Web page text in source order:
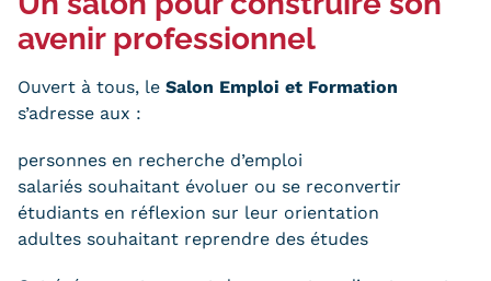
Téléchargements
Qualiopi
Mobilité internationale et
Erasmus
avenir professionnel
Ouvert à tous, le Salon Emploi et Formation
s’adresse aux :
personnes en recherche d’emploi
salariés souhaitant évoluer ou se reconvertir
étudiants en réflexion sur leur orientation
adultes souhaitant reprendre des études